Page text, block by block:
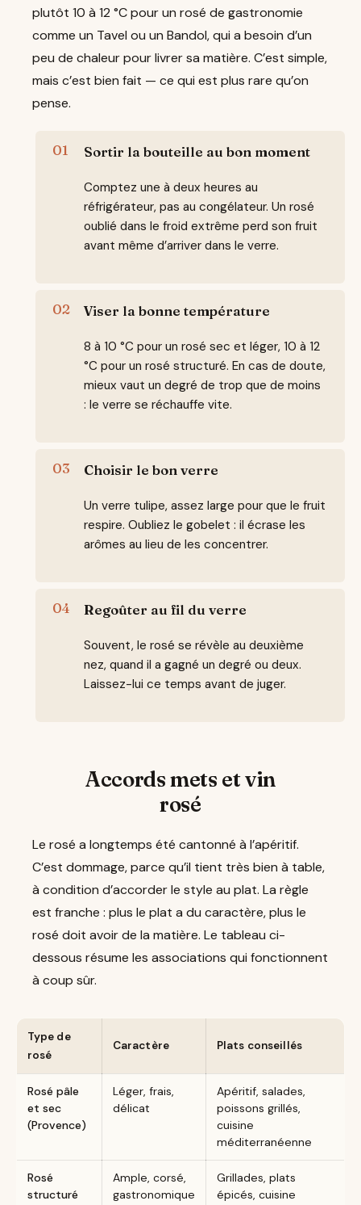
plutôt 10 à 12 °C pour un rosé de gastronomie
comme un Tavel ou un Bandol, qui a besoin d’un
peu de chaleur pour livrer sa matière. C’est simple,
mais c’est bien fait — ce qui est plus rare qu’on
pense.
Sortir la bouteille au bon moment
Comptez une à deux heures au
réfrigérateur, pas au congélateur. Un rosé
oublié dans le froid extrême perd son fruit
avant même d’arriver dans le verre.
Viser la bonne température
8 à 10 °C pour un rosé sec et léger, 10 à 12
°C pour un rosé structuré. En cas de doute,
mieux vaut un degré de trop que de moins
: le verre se réchauffe vite.
Choisir le bon verre
Un verre tulipe, assez large pour que le fruit
respire. Oubliez le gobelet : il écrase les
arômes au lieu de les concentrer.
Regoûter au fil du verre
Souvent, le rosé se révèle au deuxième
nez, quand il a gagné un degré ou deux.
Laissez-lui ce temps avant de juger.
Accords mets et vin
rosé
Le rosé a longtemps été cantonné à l’apéritif.
C’est dommage, parce qu’il tient très bien à table,
à condition d’accorder le style au plat. La règle
est franche : plus le plat a du caractère, plus le
rosé doit avoir de la matière. Le tableau ci-
dessous résume les associations qui fonctionnent
à coup sûr.
Type de
rosé
Caractère Plats conseillés
Rosé pâle
et sec
(Provence)
Léger, frais,
délicat
Apéritif, salades,
poissons grillés,
cuisine
méditerranéenne
Rosé
structuré
Ample, corsé,
gastronomique
Grillades, plats
épicés, cuisine